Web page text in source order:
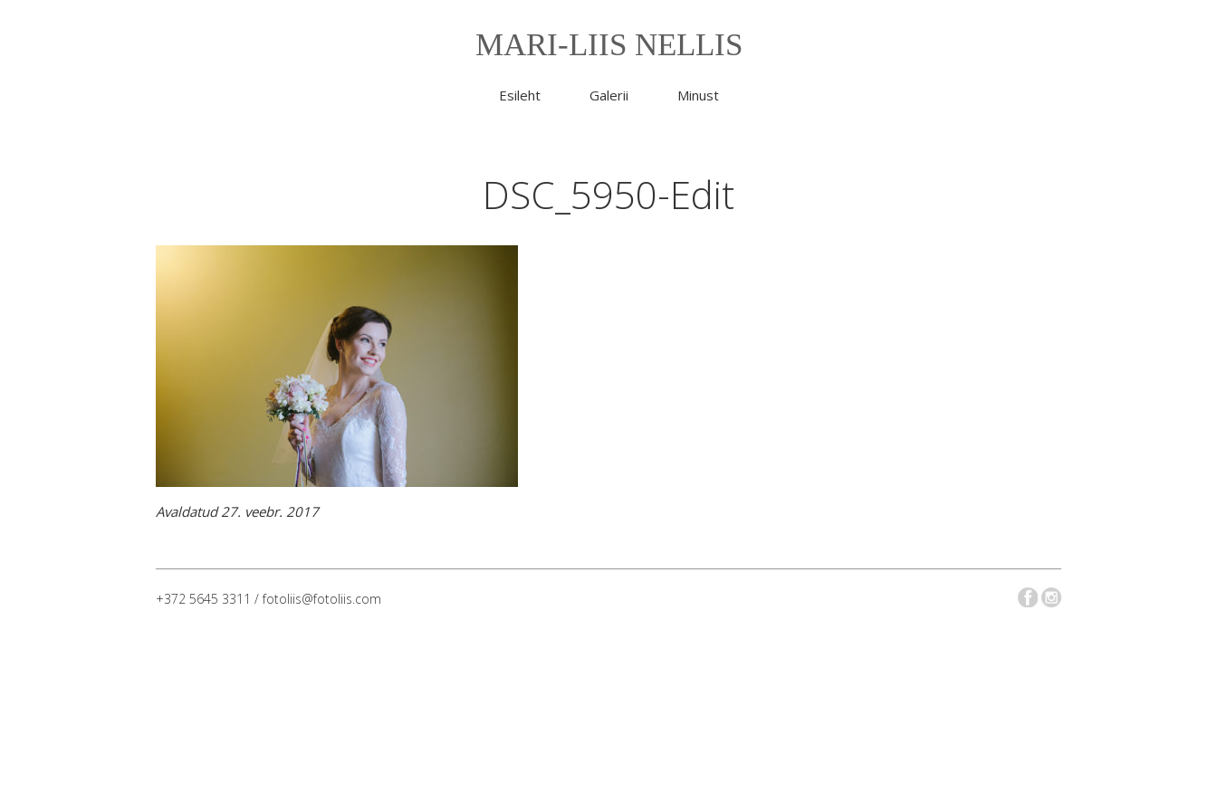
MARI-LIIS NELLIS
Esileht Galerii Minust
DSC_5950-Edit
Avaldatud 27. veebr. 2017
+372 5645 3311 / fotoliis@fotoliis.com